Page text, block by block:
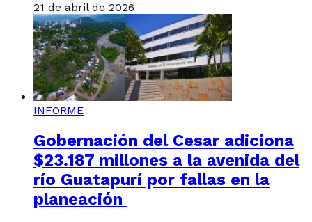
21 de abril de 2026
INFORME
Gobernación del Cesar adiciona
$23.187 millones a la avenida del
río Guatapurí por fallas en la
planeación